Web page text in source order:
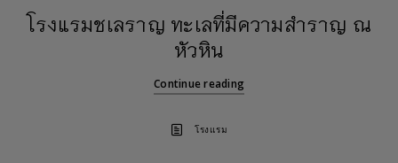
โรงแรมชเลราญ ทะเลที่มีความสำราญ ณ
หัวหิน
Continue reading
โรงแรม